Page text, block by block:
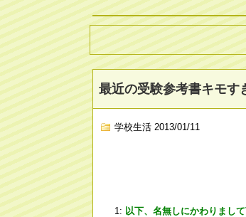
最近の受験参考書キモす
学校生活 2013/01/11
1: 以下、名無しにかわりまし